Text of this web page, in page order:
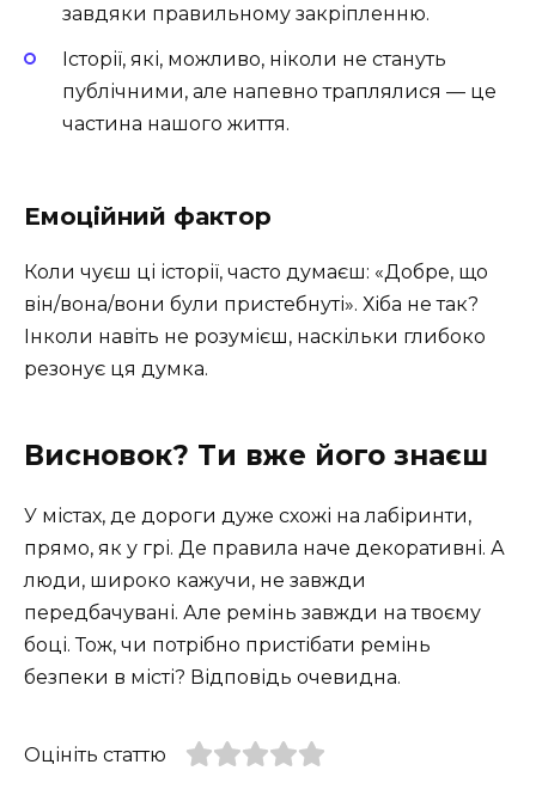
завдяки правильному закріпленню.
Історії, які, можливо, ніколи не стануть
публічними, але напевно траплялися — це
частина нашого життя.
Емоційний фактор
Коли чуєш ці історії, часто думаєш: «Добре, що
він/вона/вони були пристебнуті». Хіба не так?
Інколи навіть не розумієш, наскільки глибоко
резонує ця думка.
Висновок? Ти вже його знаєш
У містах, де дороги дуже схожі на лабіринти,
прямо, як у грі. Де правила наче декоративні. А
люди, широко кажучи, не завжди
передбачувані. Але ремінь завжди на твоєму
боці. Тож, чи потрібно пристібати ремінь
безпеки в місті? Відповідь очевидна.
Оцініть статтю